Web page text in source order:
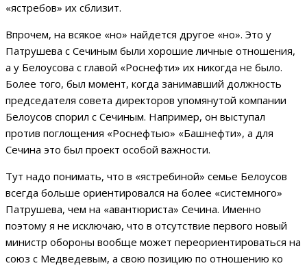
«ястребов» их сблизит.
Впрочем, на всякое «но» найдется другое «но». Это у
Патрушева с Сечиным были хорошие личные отношения,
а у Белоусова с главой «Роснефти» их никогда не было.
Более того, был момент, когда занимавший должность
председателя совета директоров упомянутой компании
Белоусов спорил с Сечиным. Например, он выступал
против поглощения «Роснефтью» «Башнефти», а для
Сечина это был проект особой важности.
Тут надо понимать, что в «ястребиной» семье Белоусов
всегда больше ориентировался на более «системного»
Патрушева, чем на «авантюриста» Сечина. Именно
поэтому я не исключаю, что в отсутствие первого новый
министр обороны вообще может переориентироваться на
союз с Медведевым, а свою позицию по отношению ко